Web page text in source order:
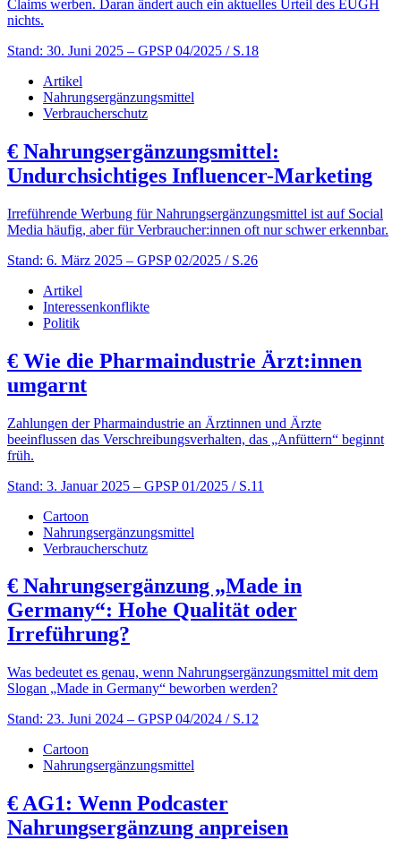
Claims werben. Daran ändert auch ein aktuelles Urteil des EUGH
nichts.
Stand: 30. Juni 2025 – GPSP 04/2025 / S.18
Artikel
Nahrungsergänzungsmittel
Verbraucherschutz
€ Nahrungsergänzungsmittel:
Undurchsichtiges Influencer-Marketing
Irreführende Werbung für Nahrungsergänzungsmittel ist auf Social
Media häufig, aber für Verbraucher:innen oft nur schwer erkennbar.
Stand: 6. März 2025 – GPSP 02/2025 / S.26
Artikel
Interessenkonflikte
Politik
€ Wie die Pharmaindustrie Ärzt:innen
umgarnt
Zahlungen der Pharmaindustrie an Ärztinnen und Ärzte
beeinflussen das Verschreibungsverhalten, das „Anfüttern“ beginnt
früh.
Stand: 3. Januar 2025 – GPSP 01/2025 / S.11
Cartoon
Nahrungsergänzungsmittel
Verbraucherschutz
€ Nahrungsergänzung „Made in
Germany“: Hohe Qualität oder
Irreführung?
Was bedeutet es genau, wenn Nahrungsergänzungsmittel mit dem
Slogan „Made in Germany“ beworben werden?
Stand: 23. Juni 2024 – GPSP 04/2024 / S.12
Cartoon
Nahrungsergänzungsmittel
€AG1: Wenn Podcaster
Nahrungsergänzung anpreisen